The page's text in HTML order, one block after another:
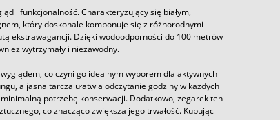
i funkcjonalność. Charakteryzujący się białym,
który doskonale komponuje się z różnorodnymi
ekstrawagancji. Dzięki wodoodporności do 100 metrów
wytrzymały i niezawodny.
co czyni go idealnym wyborem dla aktywnych
a jasna tarcza ułatwia odczytanie godziny w każdych
potrzebę konserwacji. Dodatkowo, zegarek ten
co znacząco zwiększa jego trwałość. Kupując